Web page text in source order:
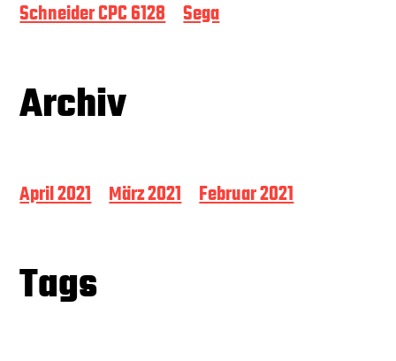
Schneider CPC 6128
Sega
Archiv
April 2021 März 2021 Februar 2021
Tags